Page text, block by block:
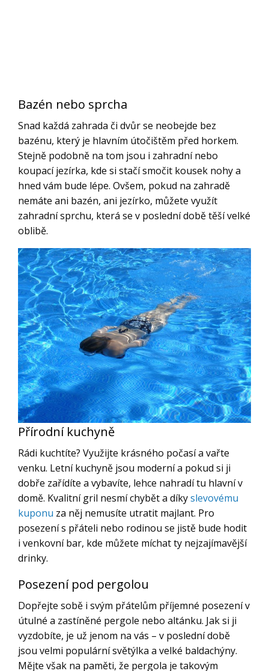
Bazén nebo sprcha
Snad každá zahrada či dvůr se neobejde bez
bazénu, který je hlavním útočištěm před horkem.
Stejně podobně na tom jsou i zahradní nebo
koupací jezírka, kde si stačí smočit kousek nohy a
hned vám bude lépe. Ovšem, pokud na zahradě
nemáte ani bazén, ani jezírko, můžete využít
zahradní sprchu, která se v poslední době těší velké
oblibě.
Přírodní kuchyně
Rádi kuchtíte? Využijte krásného počasí a vařte
venku. Letní kuchyně jsou moderní a pokud si ji
dobře zařídíte a vybavíte, lehce nahradí tu hlavní v
domě. Kvalitní gril nesmí chybět a díkyslevovému
kuponu za něj nemusíte utratit majlant. Pro
posezení s přáteli nebo rodinou se jistě bude hodit
i venkovní bar, kde můžete míchat ty nejzajímavější
drinky.
Posezení pod pergolou
Dopřejte sobě i svým přátelům příjemné posezení v
útulné a zastíněné pergole nebo altánku. Jak si ji
vyzdobíte, je už jenom na vás – v poslední době
jsou velmi populární světýlka a velké baldachýny.
Mějte však na paměti, že pergola je takovým